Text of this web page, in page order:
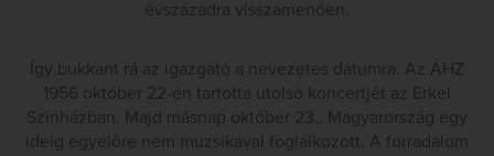
évszázadra visszamenően.
Így bukkant rá az igazgató a nevezetes dátumra. Az ÁHZ
1956 október 22-én tartotta utolsó koncertjét az Erkel
Színházban. Majd másnap október 23., Magyarország egy
ideig egyelőre nem muzsikával foglalkozott. A forradalom